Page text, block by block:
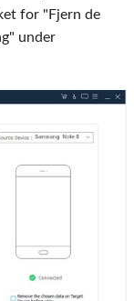
for "Fjern de
under